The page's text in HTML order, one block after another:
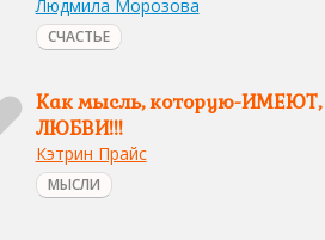
Людмила Морозова
СЧАСТЬЕ
Как мысль, которую-ИМЕЮТ,
ЛЮБВИ!!!
Кэтрин Прайс
МЫСЛИ